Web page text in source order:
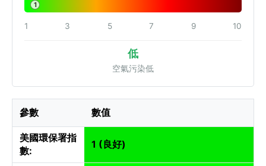
1
1 3 5 7 9 10
低
空氣污染低
參數 數值
美國環保署指
數:
1 (良好)